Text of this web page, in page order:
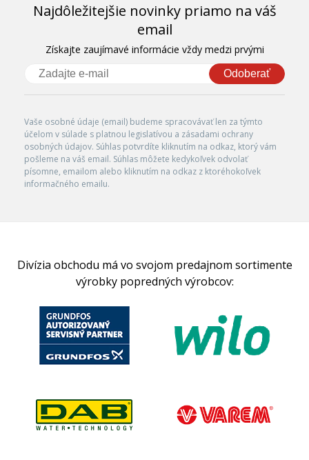
Najdôležitejšie novinky priamo na váš
email
Získajte zaujímavé informácie vždy medzi prvými
Odoberať
Vaše osobné údaje (email) budeme spracovávať len za týmto
účelom v súlade s platnou legislatívou a zásadami ochrany
osobných údajov. Súhlas potvrdíte kliknutím na odkaz, ktorý vám
pošleme na váš email. Súhlas môžete kedykoľvek odvolať
písomne, emailom alebo kliknutím na odkaz z ktoréhokoľvek
informačného emailu.
Divízia obchodu má vo svojom predajnom sortimente
výrobky popredných výrobcov: